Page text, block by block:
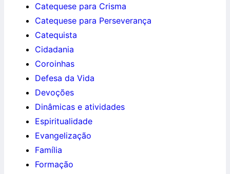
Catequese para Crisma
Catequese para Perseverança
Catequista
Cidadania
Coroinhas
Defesa da Vida
Devoções
Dinâmicas e atividades
Espiritualidade
Evangelização
Família
Formação